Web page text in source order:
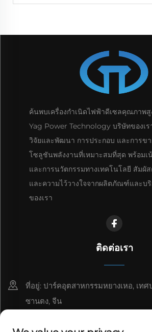
ค้นพบเครื่องกำเนิดไฟฟ้าดีเซลคุณภาพ
Yag Power Technology บริษัทของเ
วิจัยและพัฒนา การประกอบ และการข
โซลูชันพลังงานที่เหมาะสมที่สุด พร้อมเ
และการนวัตกรรมทางเทคโนโลยี สัมผั
และความไว้วางใจจากผลิตภัณฑ์และบ
ของเรา
ติดต่อเรา
ที่อยู่: ปาร์คอุตสาหกรรมหยางเหอ, เทศ
ซานตง, จีน